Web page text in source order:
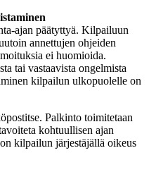
ajan päätyttyä. Kilpailuun
annettujen ohjeiden
ei huomioida.
tai vastaavista ongelmista
kilpailun ulkopuolelle on
Palkinto toimitetaan
kohtuullisen ajan
kilpailun järjestäjällä oikeus